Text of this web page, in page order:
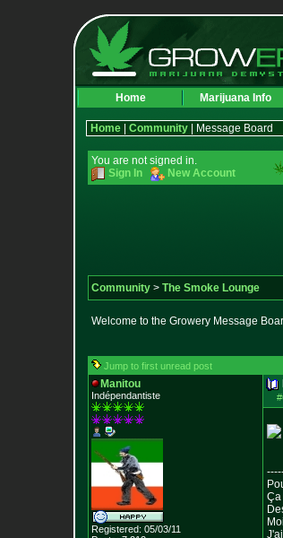
Home Marijuana Info
Home Community | Message Board
You are not signed in.
Sign In
New Account
Community > The Smoke Lounge
Welcome to the Growery Message
Jump to first unread post
Manitou
Indépendantiste
Registered: 05/03/11
Ça